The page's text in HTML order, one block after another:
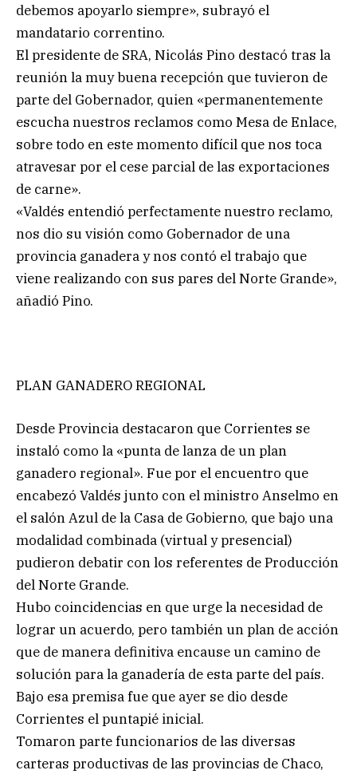
debemos apoyarlo siempre», subrayó el
mandatario correntino.
El presidente de SRA, Nicolás Pino destacó tras la
reunión la muy buena recepción que tuvieron de
parte del Gobernador, quien «permanentemente
escucha nuestros reclamos como Mesa de Enlace,
sobre todo en este momento difícil que nos toca
atravesar por el cese parcial de las exportaciones
de carne».
«Valdés entendió perfectamente nuestro reclamo,
nos dio su visión como Gobernador de una
provincia ganadera y nos contó el trabajo que
viene realizando con sus pares del Norte Grande»,
añadió Pino.
PLAN GANADERO REGIONAL
Desde Provincia destacaron que Corrientes se
instaló como la «punta de lanza de un plan
ganadero regional». Fue por el encuentro que
encabezó Valdés junto con el ministro Anselmo en
el salón Azul de la Casa de Gobierno, que bajo una
modalidad combinada (virtual y presencial)
pudieron debatir con los referentes de Producción
del Norte Grande.
Hubo coincidencias en que urge la necesidad de
lograr un acuerdo, pero también un plan de acción
que de manera definitiva encause un camino de
solución para la ganadería de esta parte del país.
Bajo esa premisa fue que ayer se dio desde
Corrientes el puntapié inicial.
Tomaron parte funcionarios de las diversas
carteras productivas de las provincias de Chaco,